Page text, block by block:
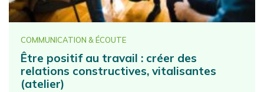
COMMUNICATION & ÉCOUTE
Être positif au travail : créer des
relations constructives, vitalisantes
(atelier)